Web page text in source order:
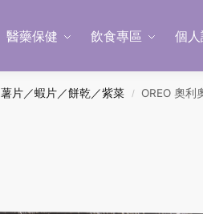
醫藥保健 飲食專區 個
薯片／蝦片／餅乾／紫菜 / OREO 奧利